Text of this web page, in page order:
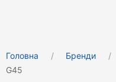
Головна Бренди
G45